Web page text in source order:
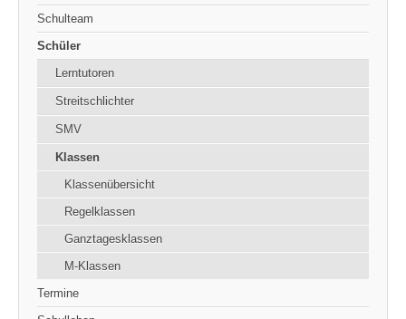
Schulteam
Schüler
Lerntutoren
Streitschlichter
SMV
Klassen
Klassenübersicht
Regelklassen
Ganztagesklassen
M-Klassen
Termine